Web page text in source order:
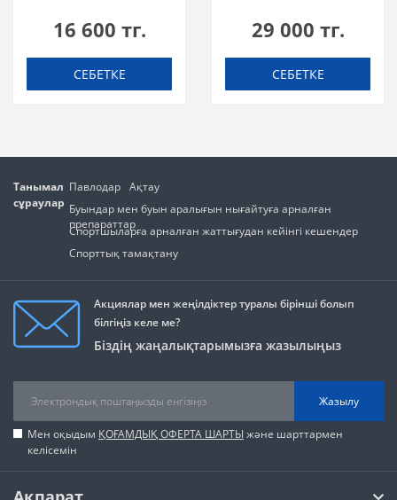
16 600 тг.
СЕБЕТКЕ
29 000 тг.
СЕБЕТКЕ
Танымал
сұраулар
Павлодар Ақтау
Буындар мен буын аралығын нығайтуға арналған
препараттар
Спортшыларға арналған жаттығудан кейінгі кешендер
Спорттық тамақтану
Акциялар мен жеңілдіктер туралы бірінші болып
білгіңіз келе ме?
Біздің жаңалықтарымызға жазылыңыз
Жазылу
Мен оқыдым ҚОҒАМДЫҚ ОФЕРТА ШАРТЫ және шарттармен
келісемін